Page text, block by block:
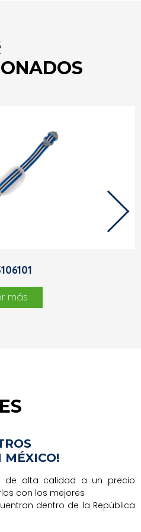
más
MÉXICO!
de alta calidad a un precio
con los mejores
dentro de la República